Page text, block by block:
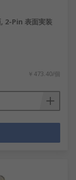
2-Pin 表面実装
￥473.40/個